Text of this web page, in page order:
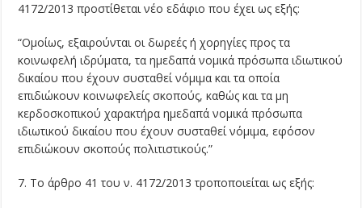
4172/2013 προστίθεται νέο εδάφιο που έχει ως εξής:
“Ομοίως, εξαιρούνται οι δωρεές ή χορηγίες προς τα
κοινωφελή ιδρύματα, τα ημεδαπά νομικά πρόσωπα ιδιωτικού
δικαίου που έχουν συσταθεί νόμιμα και τα οποία
επιδιώκουν κοινωφελείς σκοπούς, καθώς και τα μη
κερδοσκοπικού χαρακτήρα ημεδαπά νομικά πρόσωπα
ιδιωτικού δικαίου που έχουν συσταθεί νόμιμα, εφόσον
επιδιώκουν σκοπούς πολιτιστικούς.”
7. Το άρθρο 41 του ν. 4172/2013 τροποποιείται ως εξής: